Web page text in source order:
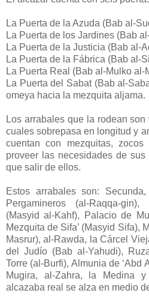
La Puerta de la Azuda (Bab al-
La Puerta de los Jardines (Bab
La Puerta de la Justicia (Bab al-
La Puerta de la Fábrica (Bab al-
La Puerta Real (Bab al-Mulko al-
La Puerta del Sabat (Bab al-
omeya hacia la mezquita aljama.
Los arrabales que la rodean
cuales sobrepasa en longitud y
cuentan con mezquitas,
proveer las necesidades de
que salir de ellos.
Estos arrabales son:
Pergamineros (al-Raqqa-
(Masyid al-Kahf), Palacio de
Mezquita de Sifa’ (Masyid Sifa),
Masrur), al-Rawda, la Cárcel
del Judío (Bab al-Yahudi),
Torre (al-Burfi), Almunia de ‘Abd
Mugira, al-Zahra, la Medina
alcazaba real se alza en medio